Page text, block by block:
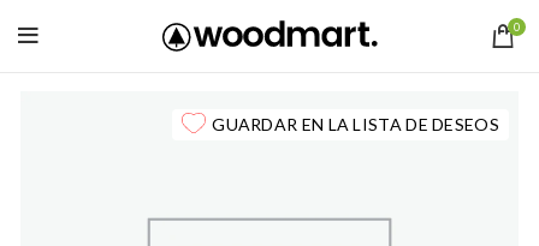
0
GUARDAR EN LA LISTA DE DESEOS